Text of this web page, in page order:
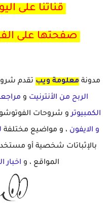
قناتنا على
صفحتها على
مدونةمعلومة ويب تقدم
الربح من الأنترنيت و
الكمبيوترو شروحات
و الايفون ، و مواضيع مختلفة
بالإثباتات شخصية أو
المواقع ، و اخبار